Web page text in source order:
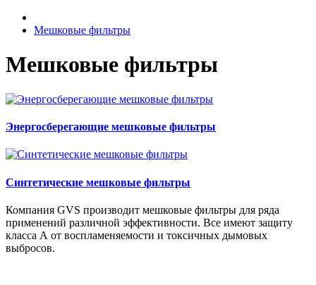
Мешковые фильтры
Мешковые фильтры
Энергосберегающие мешковые фильтры
Синтетические мешковые фильтры
Компания GVS производит мешковые фильтры для ряда
применений различной эффективности. Все имеют защиту
класса А от воспламеняемости и токсичных дымовых
выбросов.